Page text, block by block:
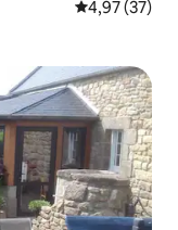
Vidutinis
4,97 (37)